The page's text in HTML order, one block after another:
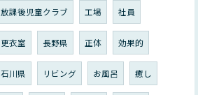
放課後児童クラブ 工場 社員
更衣室 長野県 正体 効果的
石川県 リビング お風呂 癒し